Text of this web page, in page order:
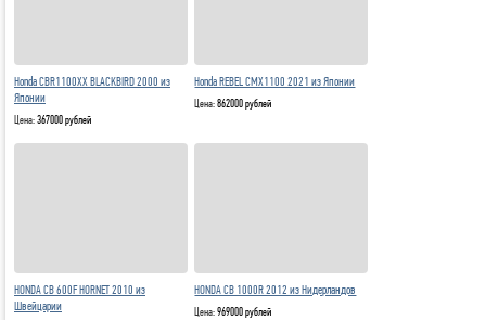
Honda CBR1100XX BLACKBIRD 2000 из
Японии
Цена:367000 рублей
Honda REBEL CMX1100 2021 из Японии
Цена:862000 рублей
HONDA CB 600F HORNET 2010 из
Швейцарии
HONDA CB 1000R 2012 из Нидерландов
Цена:969000 рублей